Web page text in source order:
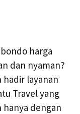
harga
dan nyaman?
hadir layanan
Travel yang
hanya dengan